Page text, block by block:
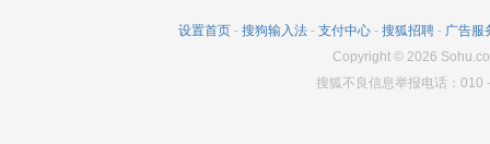
2655
34
设置首页 - 搜狗输入法 - 支付中心 - 搜狐招聘 - 广告服
Copyright© 2026
搜狐不良信息举报电话：010